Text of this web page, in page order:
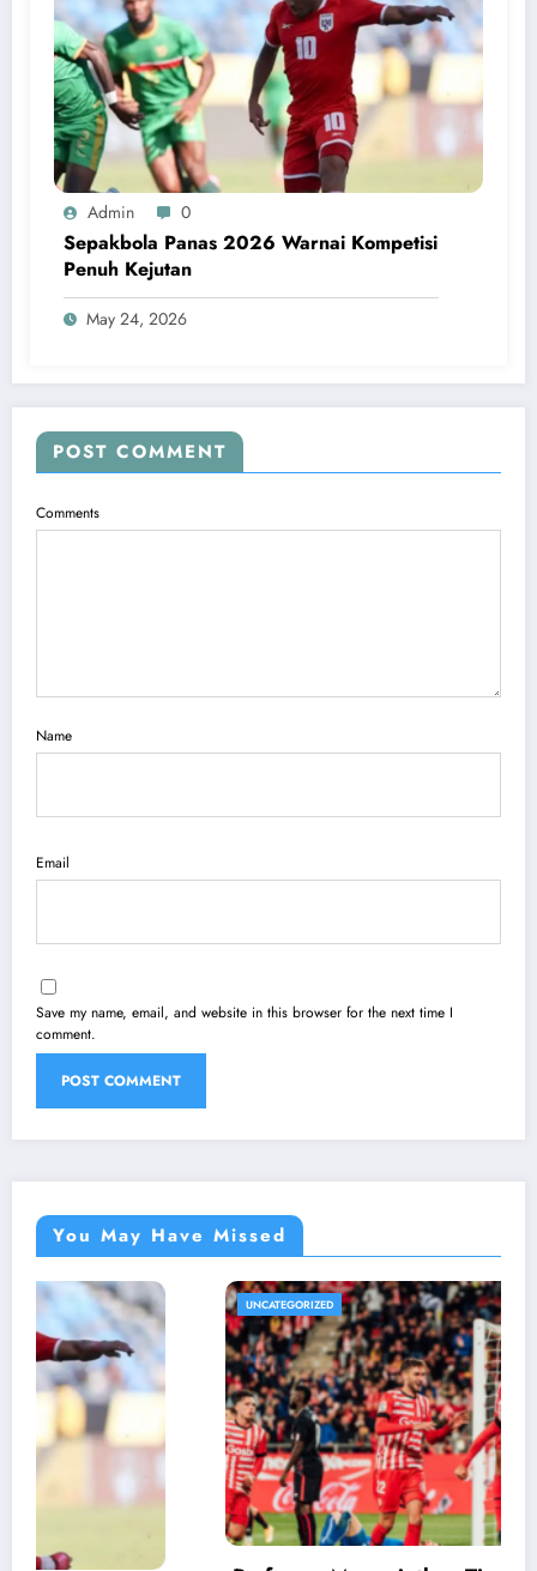
Admin 0
Sepakbola Panas 2026 Warnai Kompetisi
Penuh Kejutan
May 24, 2026
POST COMMENT
Comments
Name
Email
Save my name, email, and website in this browser for the next time I
comment.
You May Have Missed
UNCATEGORIZED